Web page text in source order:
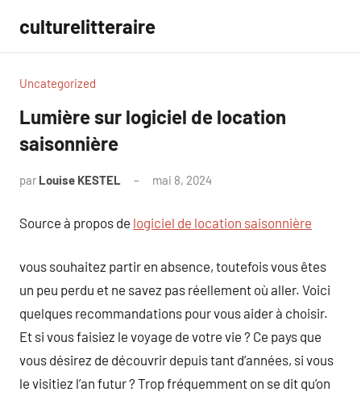
contenu
culturelitteraire
Uncategorized
Lumière sur logiciel de location
saisonnière
par Louise KESTEL mai 8, 2024
Source à propos de logiciel de location saisonnière
vous souhaitez partir en absence, toutefois vous êtes
un peu perdu et ne savez pas réellement où aller. Voici
quelques recommandations pour vous aider à choisir.
Et si vous faisiez le voyage de votre vie ? Ce pays que
vous désirez de découvrir depuis tant d’années, si vous
le visitiez l’an futur ? Trop fréquemment on se dit qu’on